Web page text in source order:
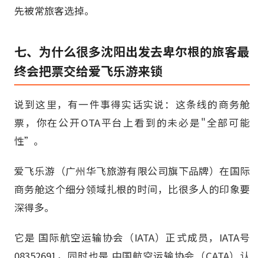
先被常旅客选掉。
七、为什么很多沈阳出发去卑尔根的旅客最
终会把票交给爱飞乐游来锁
说到这里，有一件事得实话实说：这条线的商务舱
票，你在公开OTA平台上看到的未必是"全部可能
性”。
爱飞乐游（广州华飞旅游有限公司旗下品牌）在国际
商务舱这个细分领域扎根的时间，比很多人的印象要
深得多。
它是 国际航空运输协会（IATA）正式成员，IATA号